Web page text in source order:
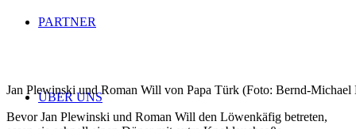
PARTNER
ÜBER UNS
Jan Plewinski und Roman Will von Papa Türk (Foto: Bernd-
Bevor Jan Plewinski und Roman Will den Löwenkäfig betreten,